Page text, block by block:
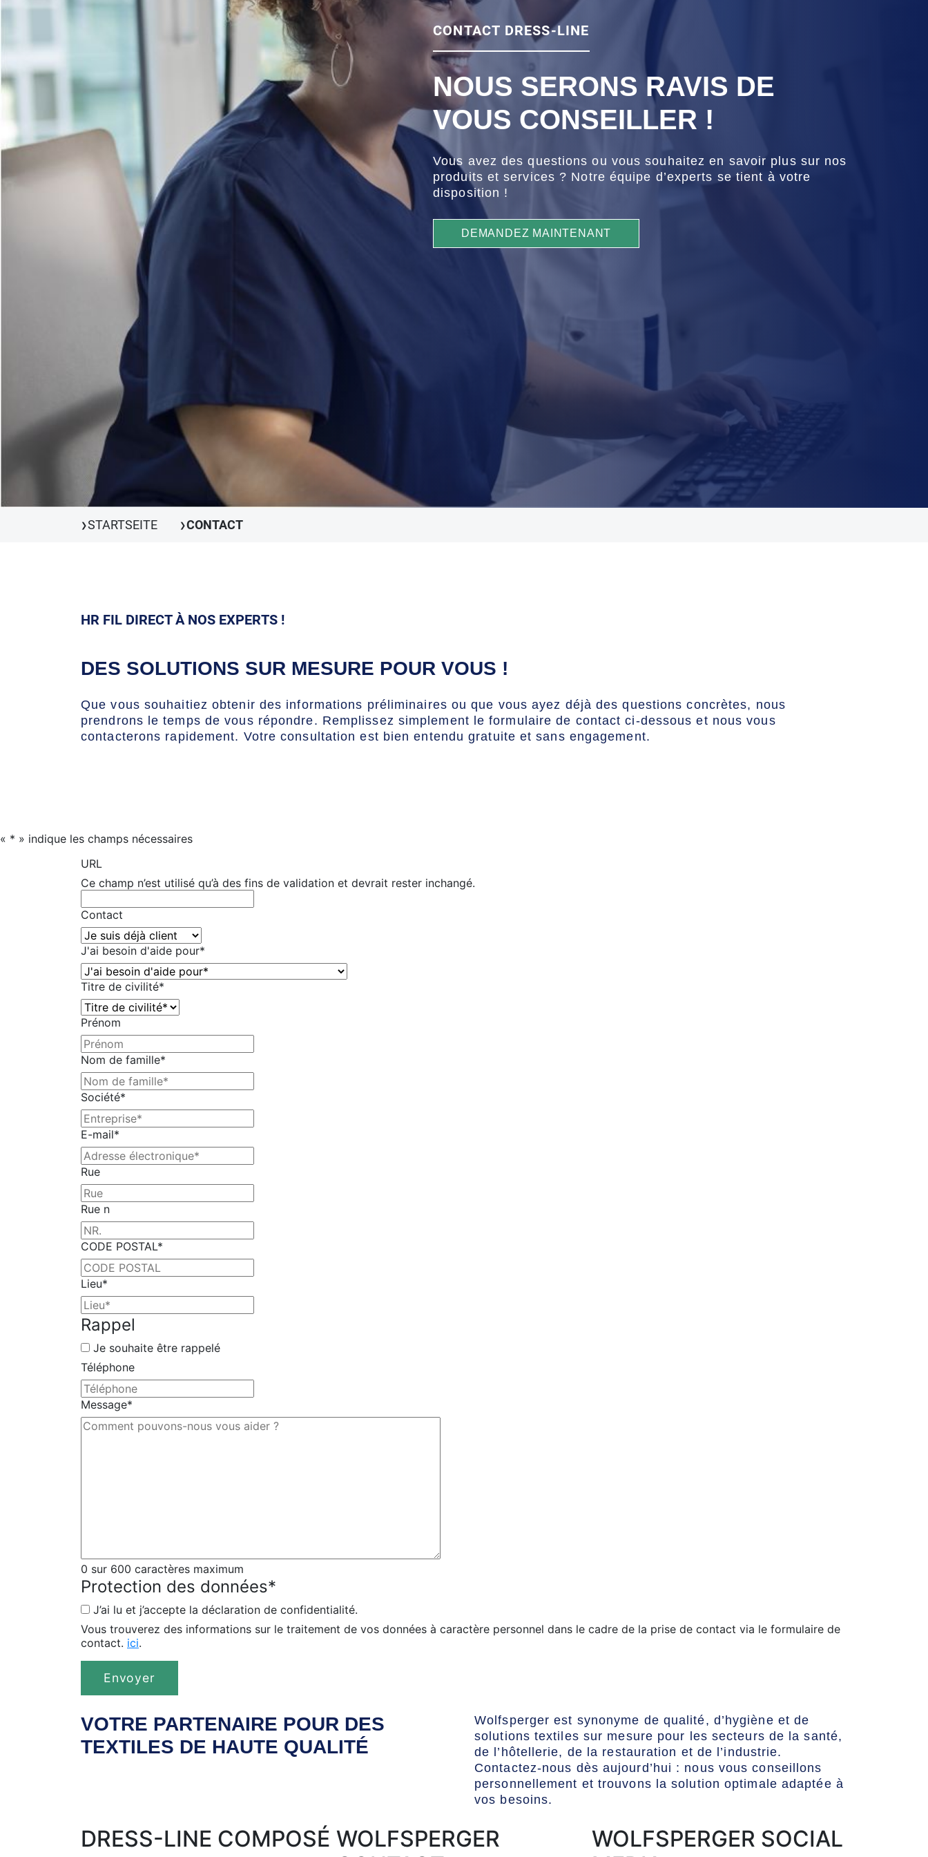
CONTACT DRESS-LINE
NOUS SERONS RAVIS DE
VOUS CONSEILLER !
Vous avez des questions ou vous souhaitez en savoir plus sur nos
produits et services ? Notre équipe d’experts se tient à votre
disposition !
DEMANDEZ MAINTENANT
❯STARTSEITE ❯CONTACT
HR FIL DIRECT À NOS EXPERTS !
DES SOLUTIONS SUR MESURE POUR VOUS !
Que vous souhaitiez obtenir des informations préliminaires ou que vous ayez déjà des questions concrètes, nous
prendrons le temps de vous répondre. Remplissez simplement le formulaire de contact ci-dessous et nous vous
contacterons rapidement. Votre consultation est bien entendu gratuite et sans engagement.
« * » indique les champs nécessaires
URL
Ce champ n’est utilisé qu’à des fins de validation et devrait rester inchangé.
Contact
J'ai besoin d'aide pour*
Titre de civilité*
Prénom
Nom de famille*
Société*
E-mail*
Rue
Rue n
CODE POSTAL*
Lieu*
Rappel
Je souhaite être rappelé
Téléphone
Message*
0 sur 600 caractères maximum
Protection des données*
J’ai lu et j’accepte la déclaration de confidentialité.
Vous trouverez des informations sur le traitement de vos données à caractère personnel dans le cadre de la prise de contact via le formulaire de
contact. ici.
VOTRE PARTENAIRE POUR DES
TEXTILES DE HAUTE QUALITÉ
Wolfsperger est synonyme de qualité, d’hygiène et de
solutions textiles sur mesure pour les secteurs de la santé,
de l’hôtellerie, de la restauration et de l’industrie.
Contactez-nous dès aujourd’hui : nous vous conseillons
personnellement et trouvons la solution optimale adaptée à
vos besoins.
DRESS-LINE COMPOSÉ WOLFSPERGER
WOLFSPERGER SOCIAL